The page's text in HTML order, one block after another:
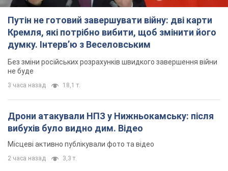
Путін не готовий завершувати війну: дві карти
Кремля, які потрібно вибити, щоб змінити його
думку. Інтерв’ю з Веселовським
Без зміни російських розрахунків швидкого завершення війни
не буде
3 часа назад 18,1 т.
Дрони атакували НПЗ у Нижньокамську: після
вибухів було видно дим. Відео
Місцеві активно публікували фото та відео
2 часа назад 3,3 т.